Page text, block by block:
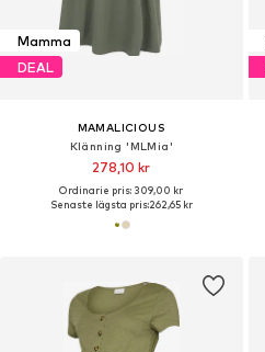
Mamma
DEAL
MAMALICIOUS
Klänning 'MLMia'
278,10 kr
Ordinarie pris: 309,00 kr
Senaste lägsta pris:262,65 kr